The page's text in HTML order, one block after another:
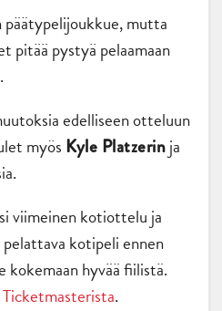
päätypelijoukkue, mutta
pitää pystyä pelaamaan
edelliseen otteluun
myös Kyle Platzerinja
viimeinen kotiottelu ja
kotipeli ennen
kokemaan hyvää fiilistä.
Ticketmasterista.